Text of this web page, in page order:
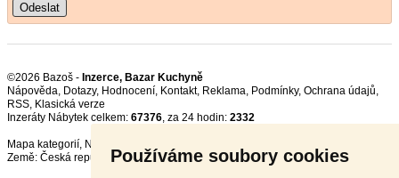
Používáme soubory cookies
Odeslat
©2026 Bazoš - Inzerce, Bazar Kuchyně
Nápověda, Dotazy, Hodnocení, Kontakt, Reklama, Podmínky, Ochrana údajů,
RSS,
Inzeráty Nábytek celkem: 67376, za 24 hodin: 2332
Mapa kategorií, Nejvyhledávanější výrazy
Země: Česká republika,Slovensko, Polsko,Rakousko